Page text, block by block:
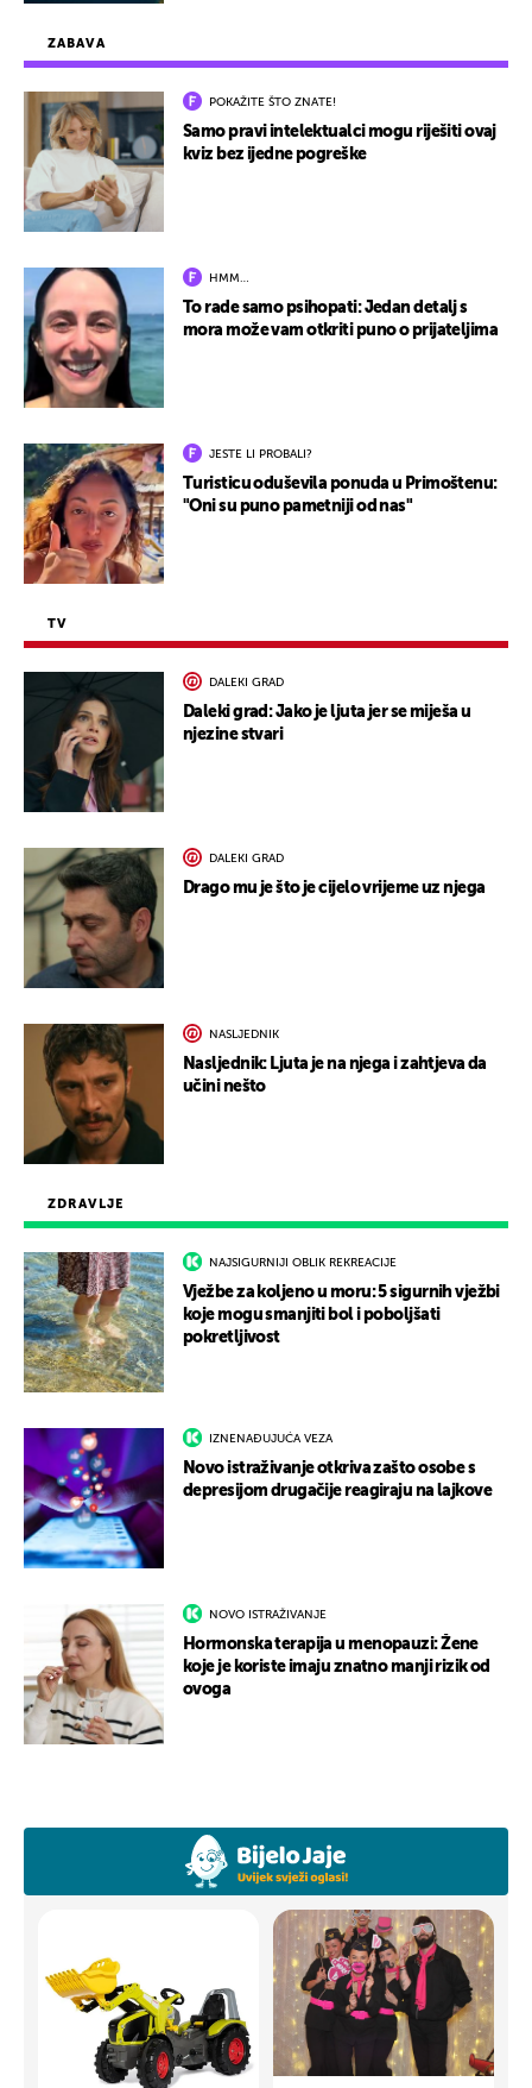
ZDRAVLJE
NAJSIGURNIJI OBLIK REKREACIJE
Vježbe za koljeno u moru: 5 sigurnih vježbi
koje mogu smanjiti bol i poboljšati
pokretljivost
IZNENAĐUJUĆA VEZA
Novo istraživanje otkriva zašto osobe s
depresijom drugačije reagiraju na lajkove
NOVO ISTRAŽIVANJE
Hormonska terapija u menopauzi: Žene
koje je koriste imaju znatno manji rizik od
ovoga
ZABAVA
POKAŽITE ŠTO ZNATE!
Samo pravi intelektualci mogu riješiti ovaj
kviz bez ijedne pogreške
HMM…
To rade samo psihopati: Jedan detalj s
mora može vam otkriti puno o prijateljima
JESTE LI PROBALI?
Turisticu oduševila ponuda u Primoštenu:
"Oni su puno pametniji od nas"
TV
DALEKI GRAD
Daleki grad: Jako je ljuta jer se miješa u
njezine stvari
DALEKI GRAD
Drago mu je što je cijelo vrijeme uz njega
NASLJEDNIK
Nasljednik: Ljuta je na njega i zahtjeva da
učini nešto